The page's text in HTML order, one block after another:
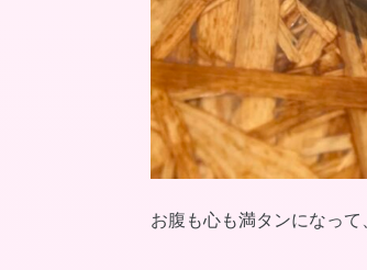
お腹も心も満タンになっ